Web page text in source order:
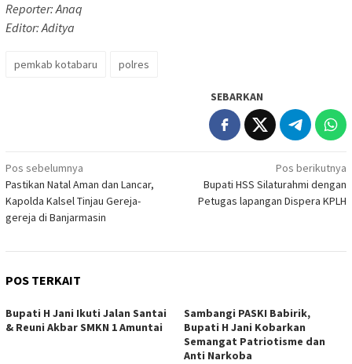
Reporter: Anaq
Editor: Aditya
pemkab kotabaru polres
SEBARKAN
Navigasi
pos
Pos sebelumnya
Pastikan Natal Aman dan Lancar,
Kapolda Kalsel Tinjau Gereja-
gereja di Banjarmasin
Pos berikutnya
Bupati HSS Silaturahmi dengan
Petugas lapangan Dispera KPLH
POS TERKAIT
Bupati H Jani Ikuti Jalan Santai
& Reuni Akbar SMKN 1 Amuntai
Sambangi PASKI Babirik,
Bupati H Jani Kobarkan
Semangat Patriotisme dan
Anti Narkoba